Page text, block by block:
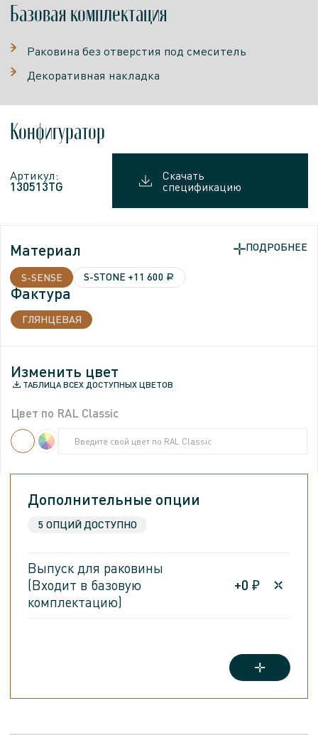
Базовая комплектация
Раковина без отверстия под смеситель
Декоративная накладка
Конфигуратор
Артикул:
130513TG
Скачать
спецификацию
Материал
S-SENSE S-STONE +11 600 a
Фактура
ГЛЯНЦЕВАЯ
ПОДРОБНЕЕ
Изменить цвет
ТАБЛИЦА ВСЕХ ДОСТУПНЫХ ЦВЕТОВ
Цвет по RAL Classic
Введите свой цвет по RAL Classic
Введите свой цвет по RAL Classic
Фактура
МАТОВАЯ
ПОДРОБНЕЕ
Изменить цвет
ТАБЛИЦА ВСЕХ ДОСТУПНЫХ ЦВЕТОВ
Цвет по RAL Classic
Введите свой цвет по RAL Classic
Введите свой цвет по RAL Classic
Дополнительные опции
5 ОПЦИЙ ДОСТУПНО
Выпуск для раковины
(Входит в базовую
комплектацию)
+0 ₽